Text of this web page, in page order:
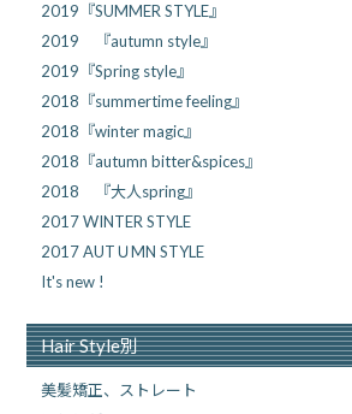
2019『SUMMER STYLE』
2019 『autumn style』
2019『Spring style』
2018『summertime feeling』
2018『winter magic』
2018『autumn bitter&spices』
2018 『大人spring』
2017 WINTER STYLE
2017 AUTＵMN STYLE
It's new !
Hair Style別
美髪矯正、ストレート